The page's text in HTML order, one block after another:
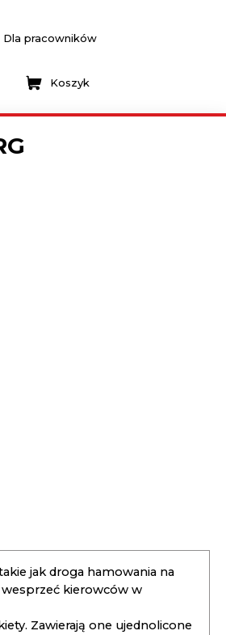
Dla pracowników
Koszyk
jak droga hamowania na
kierowców w
Zawierają one ujednolicone